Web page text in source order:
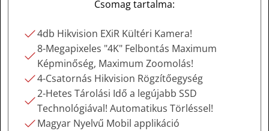
Csomag tartalma:
4db Hikvision EXiR Kültéri Kamera!
8-Megapixeles "4K" Felbontás Maximum
Képminőség, Maximum Zoomolás!
4-Csatornás Hikvision Rögzítőegység
2-Hetes Tárolási Idő a legújabb SSD
Technológiával! Automatikus Törléssel!
Magyar Nyelvű Mobil applikáció